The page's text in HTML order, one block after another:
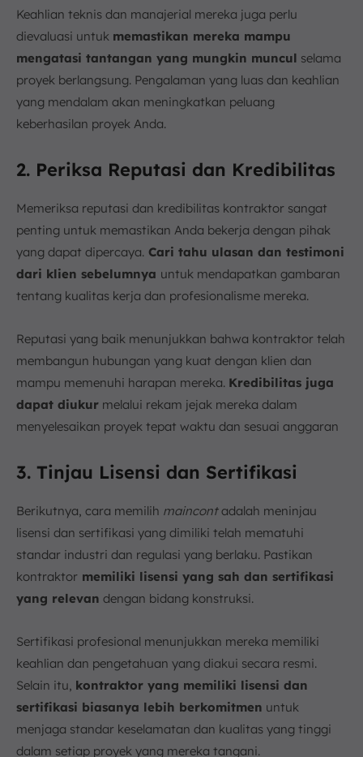
Keahlian teknis dan manajerial mereka juga perlu
dievaluasi untuk memastikan mereka mampu
mengatasi tantangan yang mungkin muncul selama
proyek berlangsung. Pengalaman yang luas dan keahlian
yang mendalam akan meningkatkan peluang
keberhasilan proyek Anda.
2. Periksa Reputasi dan Kredibilitas
Memeriksa reputasi dan kredibilitas kontraktor sangat
penting untuk memastikan Anda bekerja dengan pihak
yang dapat dipercaya. Cari tahu ulasan dan testimoni
dari klien sebelumnya untuk mendapatkan gambaran
tentang kualitas kerja dan profesionalisme mereka.
Reputasi yang baik menunjukkan bahwa kontraktor telah
membangun hubungan yang kuat dengan klien dan
mampu memenuhi harapan mereka. Kredibilitas juga
dapat diukur melalui rekam jejak mereka dalam
menyelesaikan proyek tepat waktu dan sesuai anggaran
3. Tinjau Lisensi dan Sertifikasi
Berikutnya, cara memilih maincontadalah meninjau
lisensi dan sertifikasi yang dimiliki telah mematuhi
standar industri dan regulasi yang berlaku. Pastikan
kontraktor memiliki lisensi yang sah dan sertifikasi
yang relevan dengan bidang konstruksi.
Sertifikasi profesional menunjukkan mereka memiliki
keahlian dan pengetahuan yang diakui secara resmi.
Selain itu, kontraktor yang memiliki lisensi dan
sertifikasi biasanya lebih berkomitmen untuk
menjaga standar keselamatan dan kualitas yang tinggi
dalam setiap proyek yang mereka tangani.